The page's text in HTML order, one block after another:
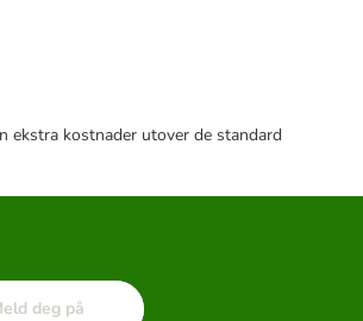
kostnader utover de standard
deg på